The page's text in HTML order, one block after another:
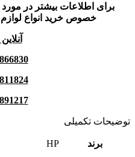
برای اطلاعات بیشتر در
خصوص خرید انواع لوازم
توضیحات تکمیلی
برند HP